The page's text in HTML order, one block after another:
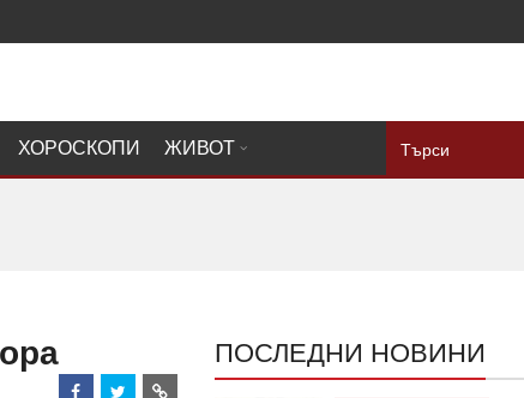
ХОРОСКОПИ ЖИВОТ
ПОСЛЕДНИ НОВИНИ